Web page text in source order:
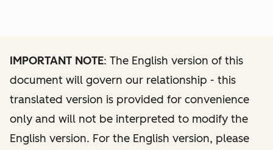
IMPORTANT NOTE: The English version of this
document will govern our relationship - this
translated version is provided for convenience
only and will not be interpreted to modify the
English version. For the English version, please